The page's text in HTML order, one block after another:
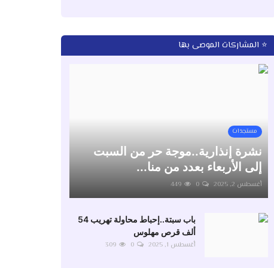
⭐ المشاركات الموصى بها
مستجدات
نشرة إنذارية..موجة حر من السبت
إلى الأربعاء بعدد من منا...
أغسطس 2, 2025 0
449
باب سبتة..إحباط محاولة تهريب 54
ألف قرص مهلوس
أغسطس 1, 2025
0
309